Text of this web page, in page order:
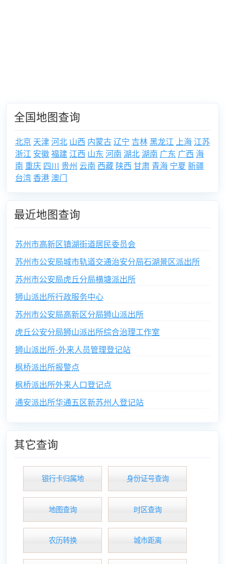
全国地图查询
北京 天津河北 山西 内蒙古辽宁 吉林黑龙江 上海 江苏
浙江 安徽福建 江西 山东 河南 湖北湖南 广东 广西 海
南 重庆 四川 贵州 云南 西藏 陕西 甘肃 青海 宁夏 新疆
台湾 香港 澳门
最近地图查询
苏州市高新区镇湖街道居民委员会
苏州市公安局城市轨道交通治安分局石湖景区派出所
苏州市公安局虎丘分局横塘派出所
狮山派出所行政服务中心
苏州市公安局高新区分局狮山派出所
虎丘公安分局狮山派出所综合治理工作室
狮山派出所-外来人员管理登记站
枫桥派出所报警点
枫桥派出所外来人口登记点
通安派出所华通五区新苏州人登记站
其它查询
银行卡归属地 身份证号查询
地图查询 时区查询
农历转换 城市距离